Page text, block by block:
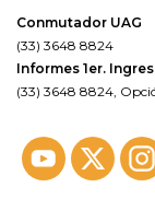
Conmutador UAG
(33) 3648 8824
Informes 1er.
(33) 3648 8824,